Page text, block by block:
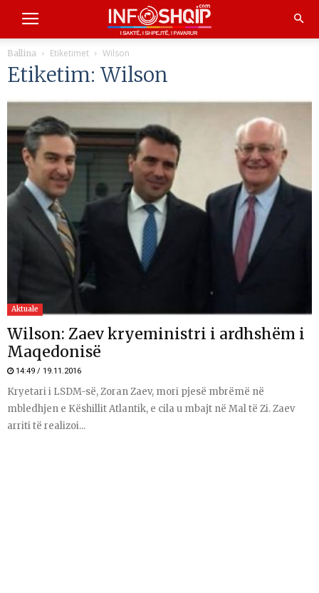
Ballina Etiketimet Wilson
Etiketim: Wilson
Aktuale
Wilson: Zaev kryeministri i ardhshëm i
Maqedonisë
14:49 / 19.11.2016
Kryetari i LSDM-së, Zoran Zaev, mori pjesë mbrëmë në
mbledhjen e Këshillit Atlantik, e cila u mbajt në Mal të Zi. Zaev
arriti të realizoi...